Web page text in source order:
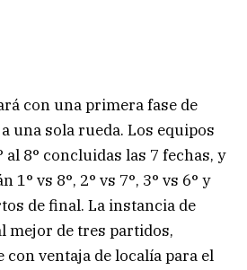
con una primera fase de
una sola rueda. Los equipos
al 8° concluidas las 7 fechas, y
1° vs 8°, 2° vs 7°, 3° vs 6° y
de final. La instancia de
mejor de tres partidos,
con ventaja de localía para el